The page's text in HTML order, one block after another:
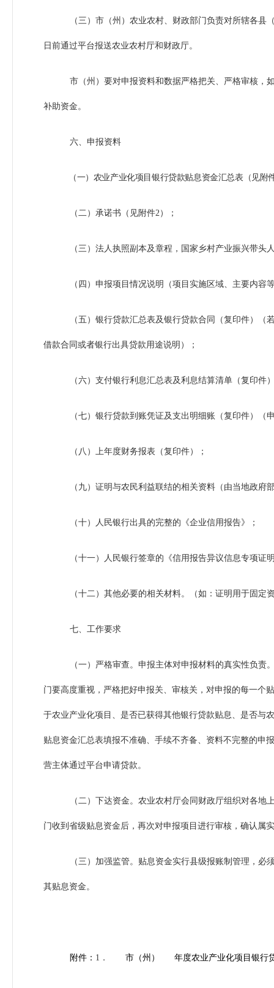
（三）市（州）农业农村、财政部门负责对所辖各
日前通过平台报送农业农村厅和财政厅。
市（州）要对申报资料和数据严格把关、严格审核，
补助资金。
六、申报资料
（一）农业产业化项目银行贷款贴息资金汇总表（见附
（二）承诺书（见附件2）；
（三）法人执照副本及章程，国家乡村产业振兴带头
（四）申报项目情况说明（项目实施区域、主要内容
（五）银行贷款汇总表及银行贷款合同（复印件）
借款合同或者银行出具贷款用途说明）；
（六）支付银行利息汇总表及利息结算清单（复印件
（七）银行贷款到账凭证及支出明细账（复印件）（
（八）上年度财务报表（复印件）；
（九）证明与农民利益联结的相关资料（由当地政
（十）人民银行出具的完整的《企业信用报告》；
（十一）人民银行签章的《信用报告异议信息专项
（十二）其他必要的相关材料。（如：证明用于固定
七、工作要求
（一）严格审查。申报主体对申报材料的真实性负
门要高度重视，严格把好申报关、审核关，对申报的每一个
于农业产业化项目、是否已获得其他银行贷款贴息、是否与
贴息资金汇总表填报不准确、手续不齐备、资料不完整的申
营主体通过平台申请贷款。
（二）下达资金。农业农村厅会同财政厅组织对各
门收到省级贴息资金后，再次对申报项目进行审核，确认属
（三）加强监管。贴息资金实行县级报账制管理，
其贴息资金。
附件： 1． 市（州） 年度农业产业化项目银行